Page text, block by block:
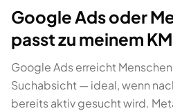
Google Ads oder
passt zu meinem
Google Ads erreicht
Suchabsicht — ideal, wenn
bereits aktiv gesucht wird.